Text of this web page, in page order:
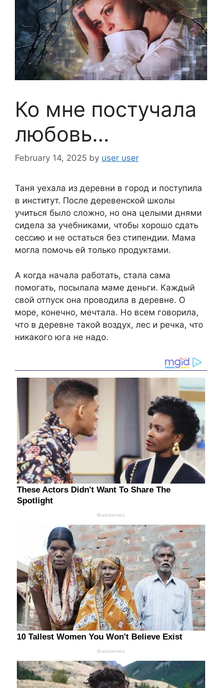
Ко мне постучала
любовь…
February 14, 2025 by user user
Таня уехала из деревни в город и поступила
в институт. После деревенской школы
учиться было сложно, но она целыми днями
сидела за учебниками, чтобы хорошо сдать
сессию и не остаться без стипендии. Мама
могла помочь ей только продуктами.
А когда начала работать, стала сама
помогать, посылала маме деньги. Каждый
свой отпуск она проводила в деревне. О
море, конечно, мечтала. Но всем говорила,
что в деревне такой воздух, лес и речка, что
никакого юга не надо.